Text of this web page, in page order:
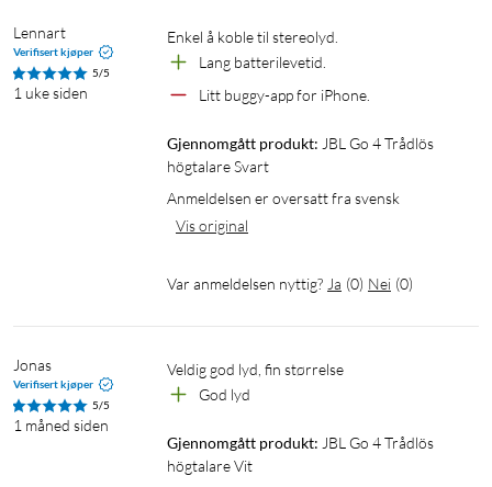
Lennart
Verifisert kjøper
5/5
1 uke siden
Enkel å koble til stereolyd.
Lang batterilevetid.
Litt buggy-app for iPhone.
Gjennomgått produkt: JBL Go 4 Trådlös
högtalare Svart
Anmeldelsen er oversatt fra svensk
Vis original
Var anmeldelsen nyttig? Ja (0) Nei (0)
Jonas
Verifisert kjøper
5/5
1 måned siden
Veldig god lyd, fin størrelse
God lyd
Gjennomgått produkt: JBL Go 4 Trådlös
högtalare Vit